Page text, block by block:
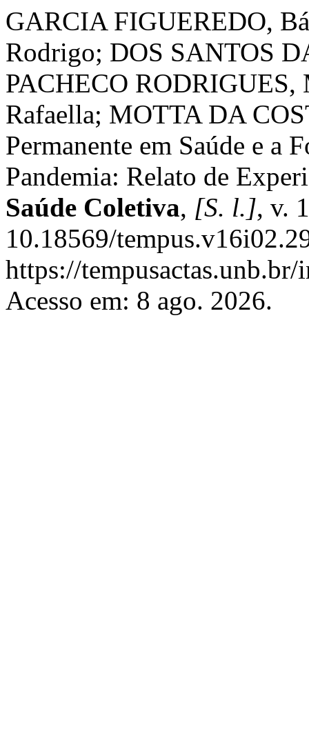
GARCIA FIGUEREDO,
Rodrigo; DOS SANTOS
PACHECO
Rafaella; MOTTA DA
Permanente em Saúde e a
Pandemia: Relato de
Saúde Coletiva, [S. l.], v.
10.18569/
https://
Acesso em: 8 ago. 2026.